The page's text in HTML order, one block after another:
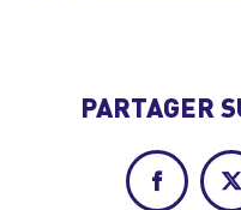
PARTAGER
FacebookX